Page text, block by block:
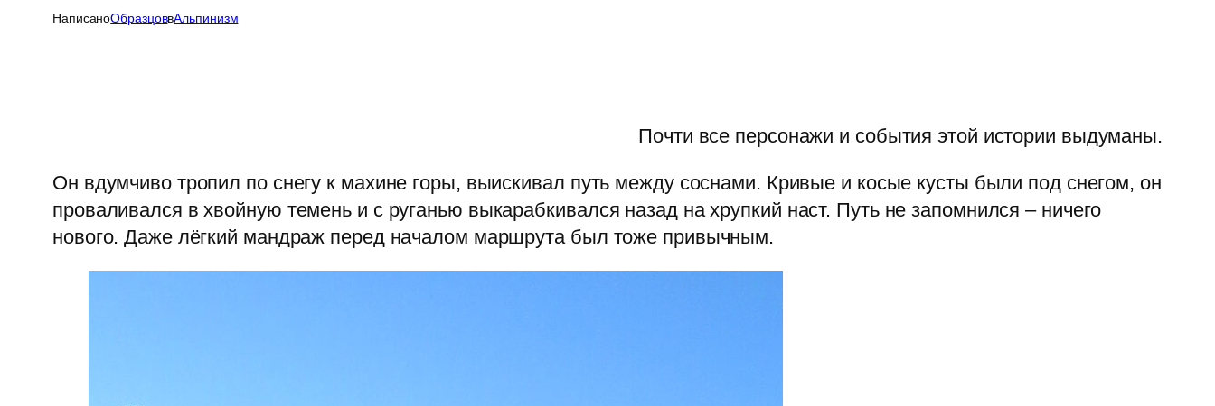
НаписаноОбразцоввАльпинизм
Почти все персонажи и события этой истории выдуманы.
Он вдумчиво тропил по снегу к махине горы, выискивал путь между соснами. Кривые и косые кусты были под снегом, он
проваливался в хвойную темень и с руганью выкарабкивался назад на хрупкий наст. Путь не запомнился – ничего
нового. Даже лёгкий мандраж перед началом маршрута был тоже привычным.